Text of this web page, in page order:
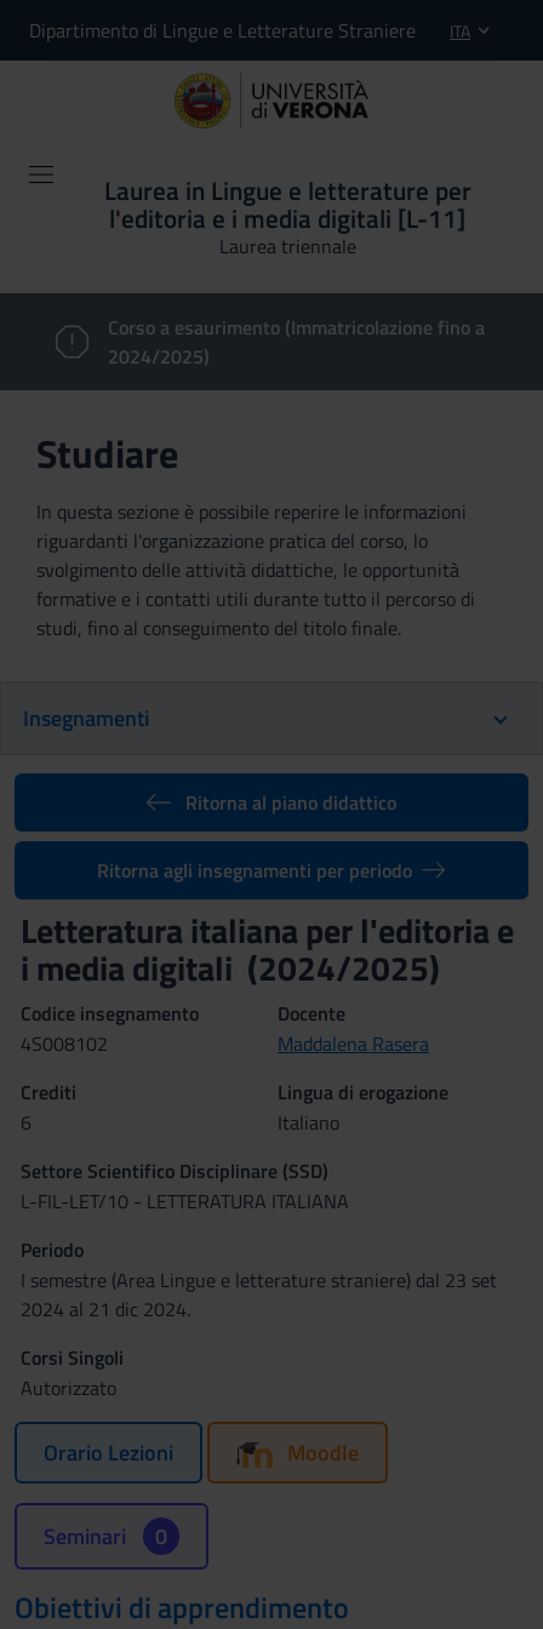
Dipartimento di Lingue e Letterature Straniere ITA
Laurea in Lingue e letterature per
l'editoria e i media digitali [L-11]
Laurea triennale
Corso a esaurimento (Immatricolazione fino a
2024/2025)
Studiare
In questa sezione è possibile reperire le informazioni
riguardanti l'organizzazione pratica del corso, lo
svolgimento delle attività didattiche, le opportunità
formative e i contatti utili durante tutto il percorso di
studi, fino al conseguimento del titolo finale.
Insegnamenti
Ritorna al piano didattico
Ritorna agli insegnamenti per periodo
Letteratura italiana per l'editoria e
i media digitali (2024/2025)
Codice insegnamento
4S008102
Docente
Maddalena Rasera
Crediti
6
Lingua di erogazione
Italiano
Settore Scientifico Disciplinare (SSD)
L-FIL-LET/10 - LETTERATURA ITALIANA
Periodo
I semestre (Area Lingue e letterature straniere) dal 23 set
2024 al 21 dic 2024.
Corsi Singoli
Autorizzato
Orario Lezioni Moodle
Seminari 0
Obiettivi di apprendimento